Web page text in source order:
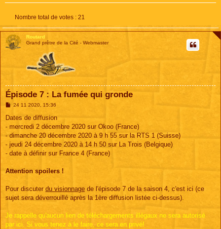
Nombre total de votes : 21
Routard
Grand prêtre de la Cité - Webmaster
Épisode 7 : La fumée qui gronde
M
s
a
g
24 11 2020, 15:36
Dates de diffusion
- mercredi 2 décembre 2020 sur Okoo (France)
- dimanche 20 décembre 2020 à 9 h 55 sur la RTS 1 (Suisse)
- jeudi 24 décembre 2020 à 14 h 50 sur La Trois (Belgique)
- date à définir sur France 4 (France)
Attention spoilers !
Pour discuter du visionnage de l'épisode 7 de la saison 4, c'est ici (ce
sujet sera déverrouillé après la 1ère diffusion listée ci-dessus).
Je rappelle qu'aucun lien de téléchargements illégaux ne sera autorisé
par ici. Si vous tenez à le faire, ce sera en privé!